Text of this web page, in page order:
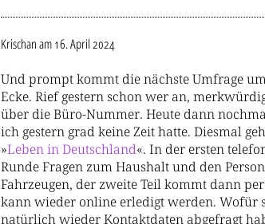
Krischanam 16. April 2024
Und prompt kommt die nächste Umfrage
Ecke. Rief gestern schon wer an,
über die Büro-Nummer. Heute dann
ich gestern grad keine Zeit hatte. Diesmal
»Leben in Deutschland«. In der ersten
Runde Fragen zum Haushalt und den
Fahrzeugen, der zweite Teil kommt dann
kann wieder online erledigt werden. Wofür
natürlich wieder Kontaktdaten abgefragt